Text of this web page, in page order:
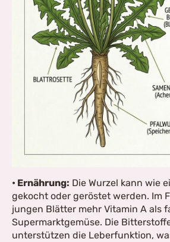
• Ernährung: Die Wurzel kann wie
gekocht oder geröstet werden. Im
jungen Blätter mehr Vitamin A als
Supermarktgemüse. Die
unterstützen die Leberfunktion,